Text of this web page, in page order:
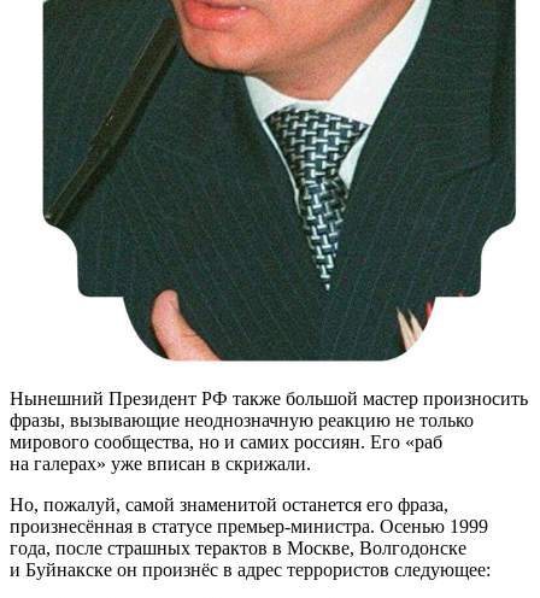
Нынешний Президент РФ также большой мастер произносить
фразы, вызывающие неоднозначную реакцию не только
мирового сообщества, но и самих россиян. Его «раб
на галерах» уже вписан в скрижали.
Но, пожалуй, самой знаменитой останется его фраза,
произнесённая в статусе премьер-министра. Осенью 1999
года, после страшных терактов в Москве, Волгодонске
и Буйнакске он произнёс в адрес террористов следующее: